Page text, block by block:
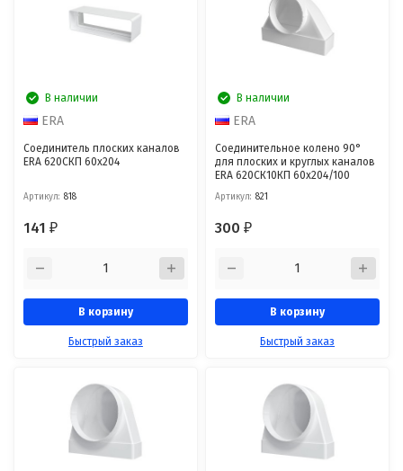
В наличии
ERA
Соединитель плоских каналов
ERA 620СКП 60х204
Артикул: 818
141₽
В корзину
Быстрый заказ
В наличии
ERA
Соединительное колено 90°
для плоских и круглых каналов
ERA 620СК10КП 60х204/100
Артикул: 821
300₽
В корзину
Быстрый заказ